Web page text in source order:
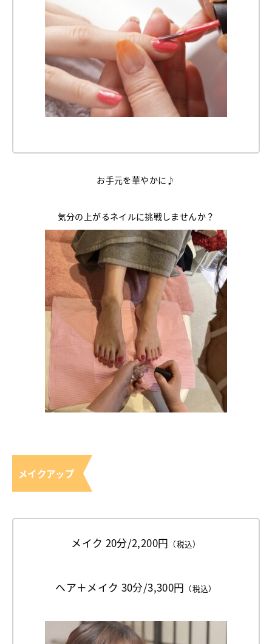
お手元を華やかに♪
気分の上がるネイルに挑戦しませんか？
メイクアップ
メイク 20分/2,200円 （税込）
ヘア＋メイク 30分/3,300円 （税込）